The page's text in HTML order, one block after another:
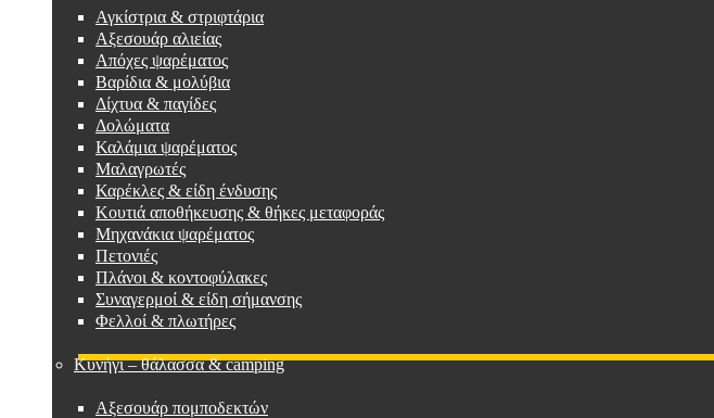
Αγκίστρια & στριφτάρια
Αξεσουάρ αλιείας
Απόχες ψαρέματος
Βαρίδια & μολύβια
Δίχτυα & παγίδες
Δολώματα
Καλάμια ψαρέματος
Μαλαγρωτές
Καρέκλες & είδη ένδυσης
Κουτιά αποθήκευσης & θήκες μεταφοράς
Μηχανάκια ψαρέματος
Πετονιές
Πλάνοι & κοντοφύλακες
Συναγερμοί & είδη σήμανσης
Φελλοί & πλωτήρες
Κυνήγι – θάλασσα & camping
Αξεσουάρ πομποδεκτών